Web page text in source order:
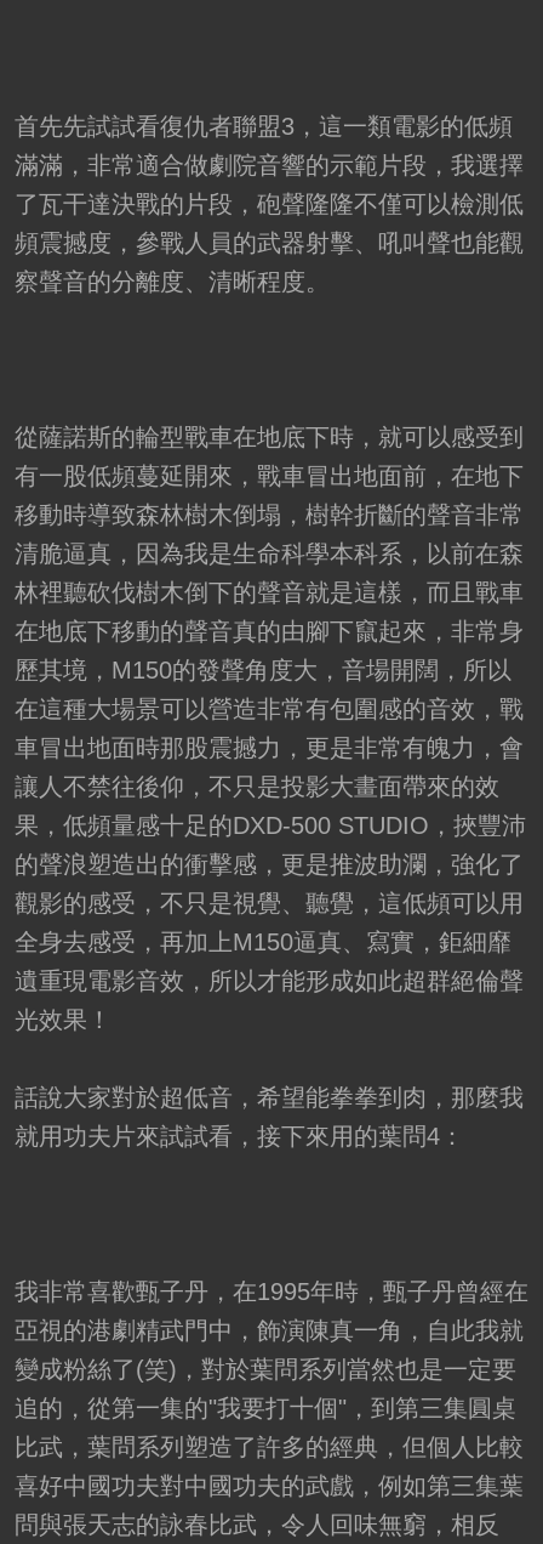
首先先試試看復仇者聯盟3，這一類電影的低頻
滿滿，非常適合做劇院音響的示範片段，我選擇
了瓦干達決戰的片段，砲聲隆隆不僅可以檢測低
頻震撼度，參戰人員的武器射擊、吼叫聲也能觀
察聲音的分離度、清晰程度。
從薩諾斯的輪型戰車在地底下時，就可以感受到
有一股低頻蔓延開來，戰車冒出地面前，在地下
移動時導致森林樹木倒塌，樹幹折斷的聲音非常
清脆逼真，因為我是生命科學本科系，以前在森
林裡聽砍伐樹木倒下的聲音就是這樣，而且戰車
在地底下移動的聲音真的由腳下竄起來，非常身
歷其境，M150的發聲角度大，音場開闊，所以
在這種大場景可以營造非常有包圍感的音效，戰
車冒出地面時那股震撼力，更是非常有魄力，會
讓人不禁往後仰，不只是投影大畫面帶來的效
果，低頻量感十足的DXD-500 STUDIO，挾豐沛
的聲浪塑造出的衝擊感，更是推波助瀾，強化了
觀影的感受，不只是視覺、聽覺，這低頻可以用
全身去感受，再加上M150逼真、寫實，鉅細靡
遺重現電影音效，所以才能形成如此超群絕倫聲
光效果！
話說大家對於超低音，希望能拳拳到肉，那麼我
就用功夫片來試試看，接下來用的葉問4：
我非常喜歡甄子丹，在1995年時，甄子丹曾經在
亞視的港劇精武門中，飾演陳真一角，自此我就
變成粉絲了(笑)，對於葉問系列當然也是一定要
追的，從第一集的"我要打十個"，到第三集圓桌
比武，葉問系列塑造了許多的經典，但個人比較
喜好中國功夫對中國功夫的武戲，例如第三集葉
問與張天志的詠春比武，令人回味無窮，相反